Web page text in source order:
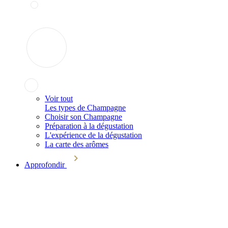
Voir tout
Les types de Champagne
Choisir son Champagne
Préparation à la dégustation
L'expérience de la dégustation
La carte des arômes
Approfondir